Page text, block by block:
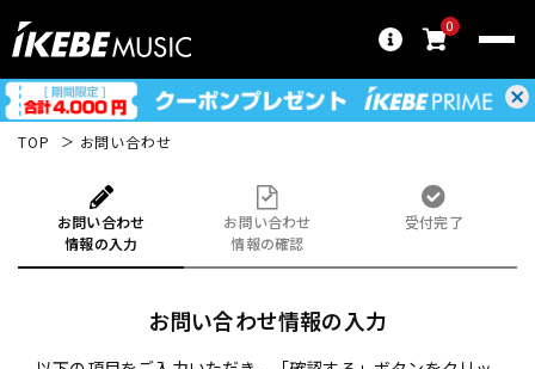
0
TOP お問い合わせ
お問い合わせ
情報の入力
お問い合わせ
情報の確認
受付完了
お問い合わせ情報の入力